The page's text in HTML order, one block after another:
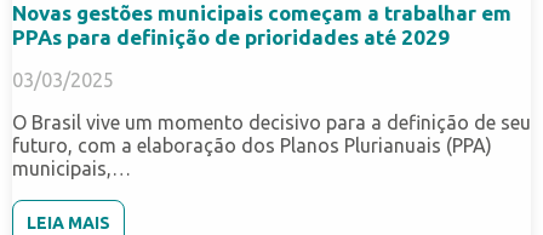
Novas gestões municipais começam a trabalhar em
PPAs para definição de prioridades até 2029
03/03/2025
O Brasil vive um momento decisivo para a definição de seu
futuro, com a elaboração dos Planos Plurianuais (PPA)
municipais,…
LEIA MAIS